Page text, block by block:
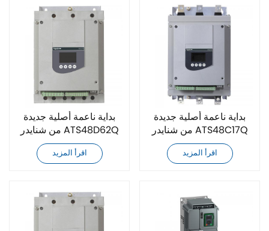
بداية ناعمة أصلية جديدة
من شنايدر ATS48D62Q
اقرأ المزيد
بداية ناعمة أصلية جديدة
من شنايدر ATS48C17Q
اقرأ المزيد